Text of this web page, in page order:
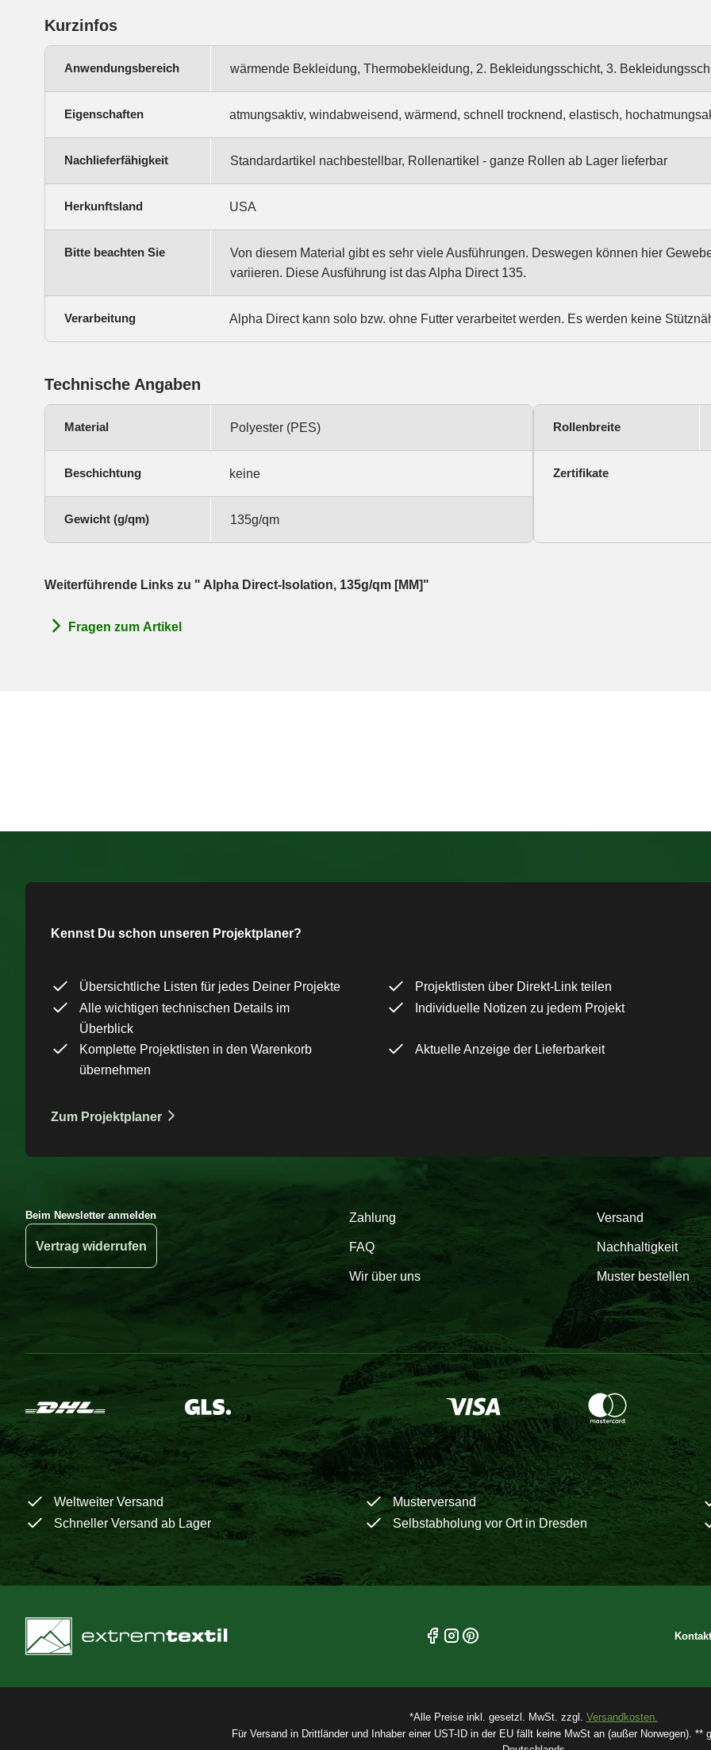
Kurzinfos
Anwendungsbereich wärmende Bekleidung, Thermobekleidung, 2. Bekleidungsschicht, 3.
Eigenschaften atmungsaktiv, windabweisend, wärmend, schnell trocknend, elastisch,
Nachlieferfähigkeit Standardartikel nachbestellbar, Rollenartikel - ganze Rollen ab Lager lieferbar
Herkunftsland USA
Bitte beachten Sie
Von diesem Material gibt es sehr viele Ausführungen. Deswegen können hier
variieren. Diese Ausführung ist das Alpha Direct 135.
Verarbeitung Alpha Direct kann solo bzw. ohne Futter verarbeitet werden. Es werden keine
Technische Angaben
Material Polyester (PES)
Beschichtung keine
Gewicht (g/qm) 135g/qm
Rollenbreite
Zertifikate
Weiterführende Links zu " Alpha Direct-Isolation, 135g/qm [MM]"
Fragen zum Artikel
Kennst Du schon unseren Projektplaner?
Übersichtliche Listen für jedes Deiner Projekte
Projektlisten über Direkt-Link teilen
Alle wichtigen technischen Details im
Überblick
Individuelle Notizen zu jedem Projekt
Komplette Projektlisten in den Warenkorb
übernehmen
Aktuelle Anzeige der Lieferbarkeit
Zum Projektplaner
Beim Newsletter anmelden
Vertrag widerrufen
Zahlung Versand
FAQ Nachhaltigkeit
Wir über uns Muster bestellen
Weltweiter Versand
Musterversand
Schneller Versand ab Lager
Selbstabholung vor Ort in Dresden
Kontakt
*Alle Preise inkl. gesetzl. MwSt. zzgl. Versandkosten.
Für Versand in Drittländer und Inhaber einer UST-ID in der EU fällt keine MwSt an (außer Norwegen). **